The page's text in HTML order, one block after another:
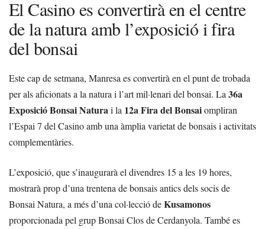
El Casino es convertirà en el centre
de la natura amb l’exposició i fira
del bonsai
Este cap de setmana, Manresa es convertirà en el punt de trobada
per als aficionats a la natura i l’art mil·lenari del bonsai. La 36a
Exposició Bonsai Naturai la 12a Fira del Bonsaiompliran
l’Espai 7 del Casino amb una àmplia varietat de bonsais i activitats
complementàries.
L’exposició, que s’inaugurarà el divendres 15 a les 19 hores,
mostrarà prop d’una trentena de bonsais antics dels socis de
Bonsai Natura, a més d’una col·lecció deKusamonos
proporcionada pel grup Bonsai Clos de Cerdanyola. També es